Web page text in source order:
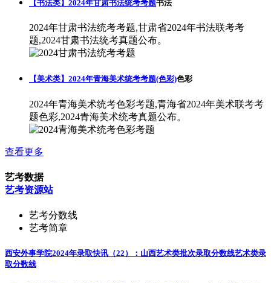
【书法类】2024年甘肃书法统考考题书法
2024年甘肃书法统考考题,甘肃省2024年书法联考考
题,2024甘肃书法统考真题公布。
【美术类】2024年青海美术统考考题(色彩)色彩
2024年青海美术统考色彩考题,青海省2024年美术联考考
题色彩,2024青海美术统考真题公布。
查看更多
艺考数据
艺考资源站
艺考分数线
艺考简章
西安外事学院2024年录取快讯（22）：山西艺术类批次录取分数线艺术类录
取分数线